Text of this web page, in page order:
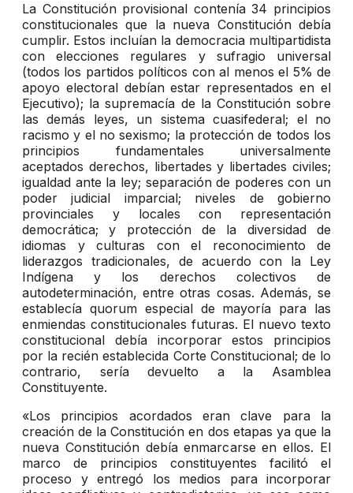
La Constitución provisional contenía 34 principios
constitucionales que la nueva Constitución debía
cumplir. Estos incluían la democracia multipartidista
con elecciones regulares y sufragio universal
(todos los partidos políticos con al menos el 5% de
apoyo electoral debían estar representados en el
Ejecutivo); la supremacía de la Constitución sobre
las demás leyes, un sistema cuasifederal; el no
racismo y el no sexismo; la protección de todos los
principios fundamentales universalmente
aceptados derechos, libertades y libertades civiles;
igualdad ante la ley; separación de poderes con un
poder judicial imparcial; niveles de gobierno
provinciales y locales con representación
democrática; y protección de la diversidad de
idiomas y culturas con el reconocimiento de
liderazgos tradicionales, de acuerdo con la Ley
Indígena y los derechos colectivos de
autodeterminación, entre otras cosas. Además, se
establecía quorum especial de mayoría para las
enmiendas constitucionales futuras. El nuevo texto
constitucional debía incorporar estos principios
por la recién establecida Corte Constitucional; de lo
contrario, sería devuelto a la Asamblea
Constituyente.
«Los principios acordados eran clave para la
creación de la Constitución en dos etapas ya que la
nueva Constitución debía enmarcarse en ellos. El
marco de principios constituyentes facilitó el
proceso y entregó los medios para incorporar